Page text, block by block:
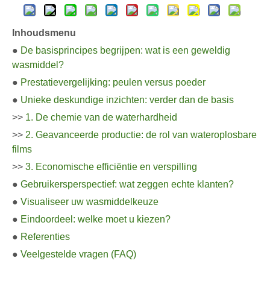
Inhoudsmenu
● De basisprincipes begrijpen: wat is een geweldig
wasmiddel?
● Prestatievergelijking: peulen versus poeder
● Unieke deskundige inzichten: verder dan de basis
>> 1. De chemie van de waterhardheid
>> 2. Geavanceerde productie: de rol van wateroplosbare
films
>> 3. Economische efficiëntie en verspilling
● Gebruikersperspectief: wat zeggen echte klanten?
● Visualiseer uw wasmiddelkeuze
● Eindoordeel: welke moet u kiezen?
● Referenties
● Veelgestelde vragen (FAQ)